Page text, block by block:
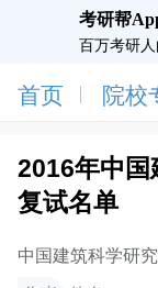
考研帮
百万考研
首页 院校
2016年中国
复试名单
中国建筑科学研
名单通知